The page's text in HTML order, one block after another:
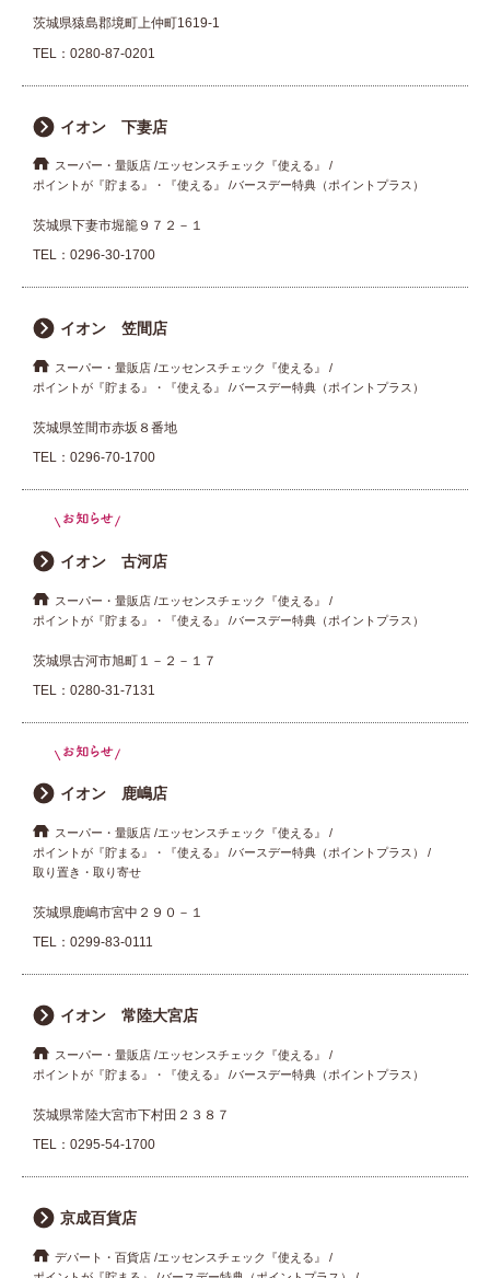
茨城県猿島郡境町上仲町1619-1
TEL： 0280-87-0201
イオン 下妻店
スーパー・量販店 エッセンスチェック『使える』
ポイントが『貯まる』・『使える』
バースデー特典（ポイントプラス）
茨城県下妻市堀籠９７２－１
TEL： 0296-30-1700
イオン 笠間店
スーパー・量販店 エッセンスチェック『使える』
ポイントが『貯まる』・『使える』
バースデー特典（ポイントプラス）
茨城県笠間市赤坂８番地
TEL： 0296-70-1700
イオン 古河店
スーパー・量販店 エッセンスチェック『使える』
ポイントが『貯まる』・『使える』
バースデー特典（ポイントプラス）
茨城県古河市旭町１－２－１７
TEL： 0280-31-7131
イオン 鹿嶋店
スーパー・量販店 エッセンスチェック『使える』
ポイントが『貯まる』・『使える』
バースデー特典（ポイントプラス）
取り置き・取り寄せ
茨城県鹿嶋市宮中２９０－１
TEL： 0299-83-0111
イオン 常陸大宮店
スーパー・量販店 エッセンスチェック『使える』
ポイントが『貯まる』・『使える』
バースデー特典（ポイントプラス）
茨城県常陸大宮市下村田２３８７
TEL： 0295-54-1700
京成百貨店
デパート・百貨店 エッセンスチェック『使える』